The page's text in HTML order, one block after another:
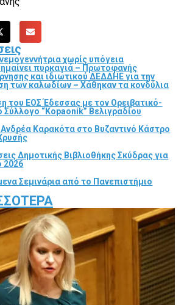
χωρίς υπόγεια
πυρκαγιά – Πρωτοφανής
και ιδιωτικού ΔΕΔΔΗΕ για την
των καλωδίων – Χάθηκαν τα κονδύλια
του ΕΟΣ Έδεσσας με τον Ορειβατικό-
Σύλλογο “Kopaonik” Βελιγραδίου
Ανδρέα Καρακότα στο Βυζαντινό Κάστρο
Δημοτικής Βιβλιοθήκης Σκύδρας για
2026
Σεμινάρια από το Πανεπιστήμιο